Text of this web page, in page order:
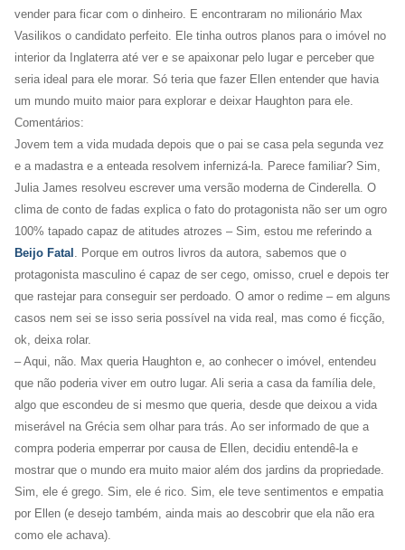
vender para ficar com o dinheiro. E encontraram no milionário Max
Vasilikos o candidato perfeito. Ele tinha outros planos para o imóvel no
interior da Inglaterra até ver e se apaixonar pelo lugar e perceber que
seria ideal para ele morar. Só teria que fazer Ellen entender que havia
um mundo muito maior para explorar e deixar Haughton para ele.
Comentários:
Jovem tem a vida mudada depois que o pai se casa pela segunda vez
e a madastra e a enteada resolvem infernizá-la. Parece familiar? Sim,
Julia James resolveu escrever uma versão moderna de Cinderella. O
clima de conto de fadas explica o fato do protagonista não ser um ogro
100% tapado capaz de atitudes atrozes – Sim, estou me referindo a
Beijo Fatal . Porque em outros livros da autora, sabemos que o
protagonista masculino é capaz de ser cego, omisso, cruel e depois ter
que rastejar para conseguir ser perdoado. O amor o redime – em alguns
casos nem sei se isso seria possível na vida real, mas como é ficção,
ok, deixa rolar.
– Aqui, não. Max queria Haughton e, ao conhecer o imóvel, entendeu
que não poderia viver em outro lugar. Ali seria a casa da família dele,
algo que escondeu de si mesmo que queria, desde que deixou a vida
miserável na Grécia sem olhar para trás. Ao ser informado de que a
compra poderia emperrar por causa de Ellen, decidiu entendê-la e
mostrar que o mundo era muito maior além dos jardins da propriedade.
Sim, ele é grego. Sim, ele é rico. Sim, ele teve sentimentos e empatia
por Ellen (e desejo também, ainda mais ao descobrir que ela não era
como ele achava).